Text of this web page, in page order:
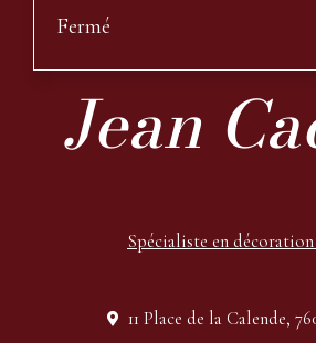
Jean
Spécialiste en
11 Place de la Calende,
Fermé